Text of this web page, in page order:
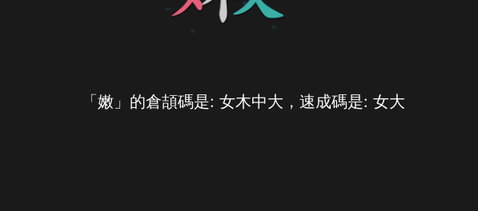
「嫩」的倉頡碼是: 女木中大，速成碼是: 女大